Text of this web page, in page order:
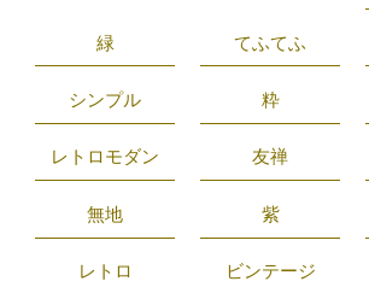
緑 てふてふ
シンプル 粋
レトロモダン 友禅
無地 紫
レトロ ビンテージ